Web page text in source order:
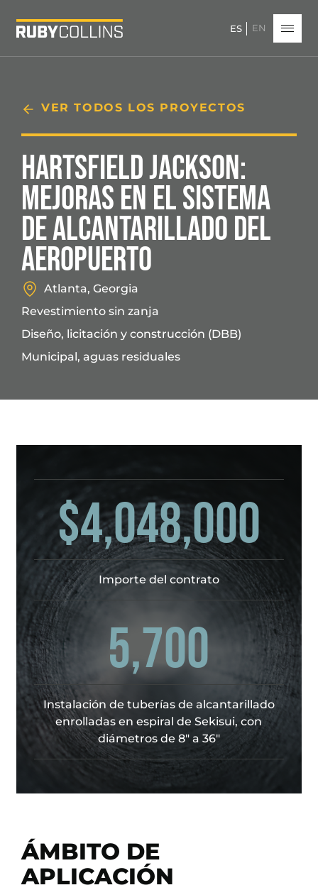
ES EN
VER TODOS LOS PROYECTOS
HARTSFIELD JACKSON:
MEJORAS EN EL SISTEMA
DE ALCANTARILLADO DEL
AEROPUERTO
Atlanta, Georgia
Revestimiento sin zanja
Diseño, licitación y construcción (DBB)
Municipal, aguas residuales
$4,048,000
Importe del contrato
5,700
Instalación de tuberías de alcantarillado
enrolladas en espiral de Sekisui, con
diámetros de 8" a 36"
ÁMBITO DE
APLICACIÓN